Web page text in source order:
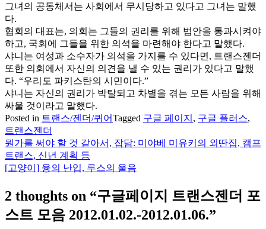
그녀의 공동체서는 사회에서 무시당하고 있다고 그녀는 말했
다.
협회의 대표는, 의회는 그들의 권리를 위해 법안을 통과시켜야
하고, 국회에 그들을 위한 의석을 마련해야 한다고 말했다.
샤니는 여성과 소수자가 의석을 가지를 수 있다면, 트랜스젠더
또한 의회에서 자신의 의견을 낼 수 있는 권리가 있다고 말했
다. “우리도 파키스탄의 시민이다.”
샤니는 자신의 권리가 박탈되고 차별을 겪는 모든 사람을 위해
싸울 것이라고 말했다.
Posted in 트랜스/젠더/퀴어Tagged 구글 페이지 , 구글 플러스,
트랜스젠더
글
탐
뭔가를 써야 할 것 같아서, 잡담: 미야베 미유키의 외딴집, 캠프
트랜스, 신년 계획 등
[고양이] 융의 난입, 루스의 울음
2 thoughts on “구글페이지 트랜스젠더 포
스트 모음 2012.01.02.-2012.01.06.”